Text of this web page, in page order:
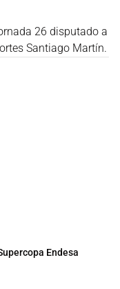
26 disputado a
Santiago Martín.
Endesa